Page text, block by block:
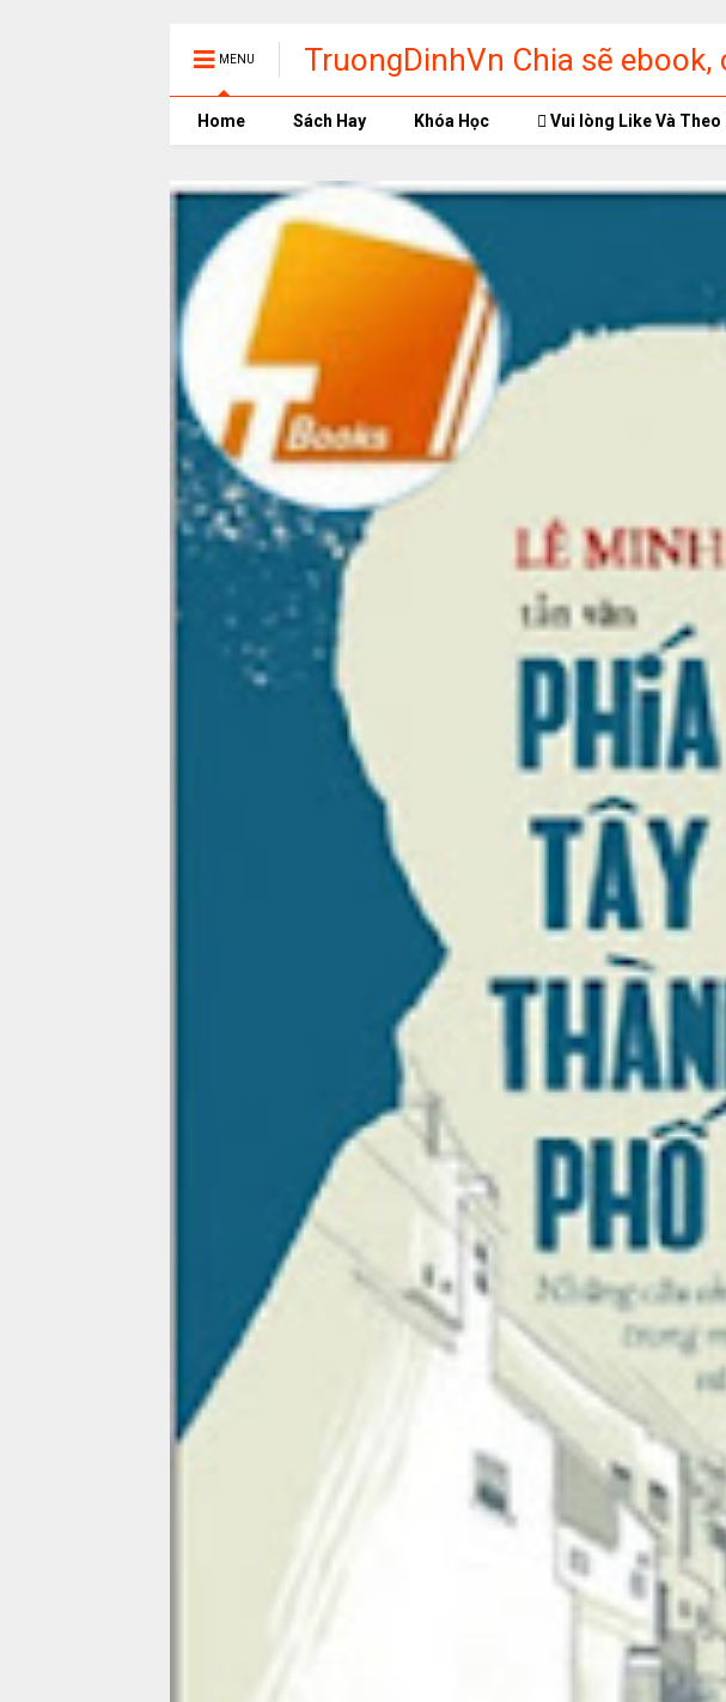
MENU
TruongDinhVn Chia sẽ ebook,
phần mềm học tập miễn phí
Home Sách Hay Khóa Học Vui lòng Like Và Theo